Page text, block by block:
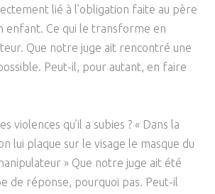
lié à l’obligation faite au père
enfant. Ce qui le transforme en
Que notre juge ait rencontré une
Peut-il, pour autant, en faire
violences qu’il a subies ? « Dans la
lui plaque sur le visage le masque du
» Que notre juge ait été
de réponse, pourquoi pas. Peut-il